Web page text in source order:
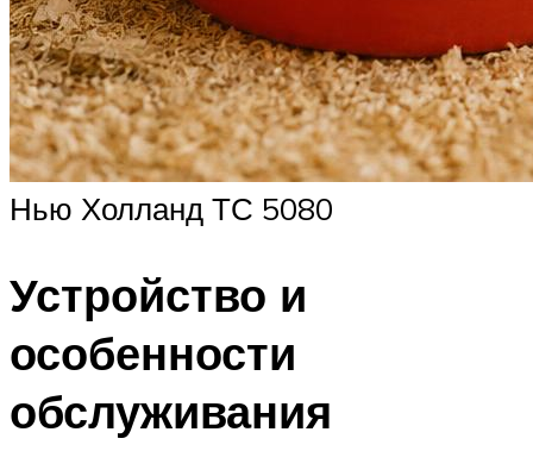
Нью Холланд ТС 5080
Устройство и
особенности
обслуживания